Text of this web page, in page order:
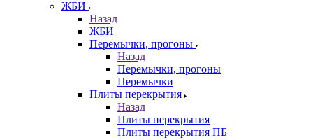
ЖБИ
Назад
ЖБИ
Перемычки, прогоны
Назад
Перемычки, прогоны
Перемычки
Плиты перекрытия
Назад
Плиты перекрытия
Плиты перекрытия ПБ